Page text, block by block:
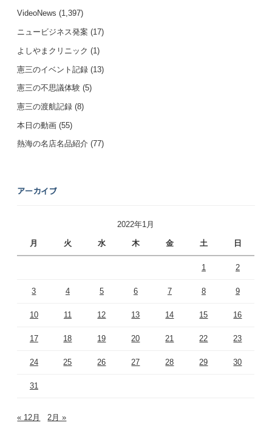
VideoNews (1,397)
ニュービジネス発案 (17)
よしやまクリニック (1)
憲三のイベント記録 (13)
憲三の不思議体験 (5)
憲三の渡航記録 (8)
本日の動画 (55)
熱海の名店名品紹介 (77)
アーカイブ
2022年1月
月 火 水 木 金 土 日
1 2
3 4 5 6 7 8 9
10 11 12 13 14 15 16
17 18 19 20 21 22 23
24 25 26 27 28 29 30
31
« 12月 2月 »